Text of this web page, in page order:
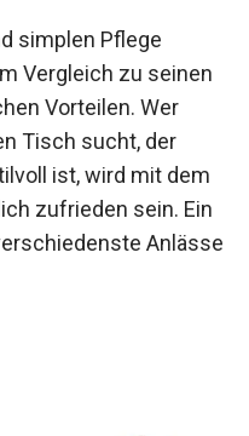
simplen Pflege
Vergleich zu seinen
Vorteilen. Wer
Tisch sucht, der
ist, wird mit dem
zufrieden sein. Ein
Anlässe